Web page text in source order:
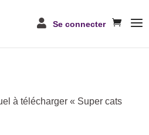
Se connecter
à télécharger « Super cats